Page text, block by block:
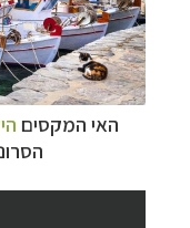
האי המקסים